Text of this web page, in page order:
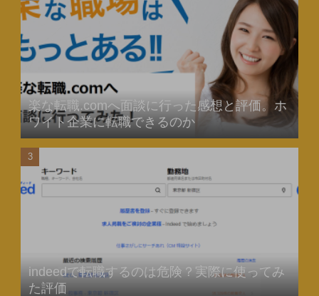
楽な転職.comへ面談に行った感想と評価。ホ
ワイト企業に転職できるのか
indeedで転職するのは危険？実際に使ってみ
た評価